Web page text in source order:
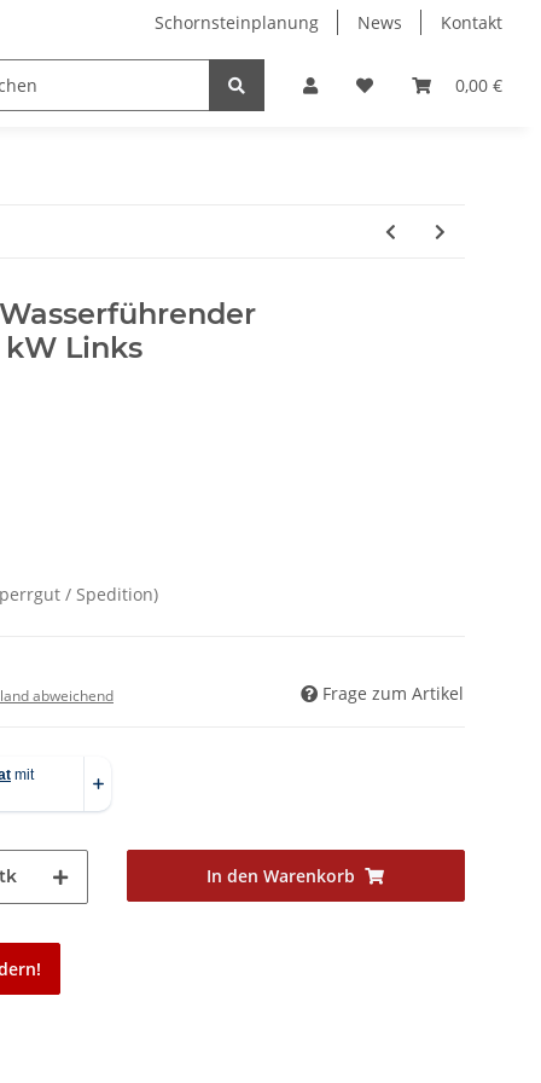
Schornsteinplanung News Kontakt
0,00 €
kW Links
/ Spedition)
abweichend Frage zum Artikel
In den Warenkorb